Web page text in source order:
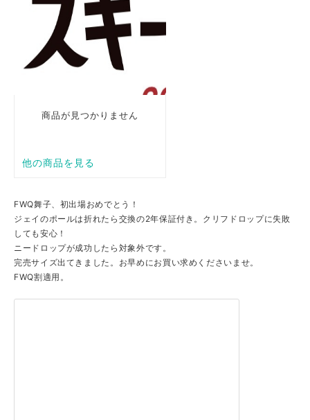
FWQ舞子、初出場おめでとう！
ジェイのポールは折れたら交換の2年保証付き。クリフドロップに失敗
しても安心！
ニードロップが成功したら対象外です。
完売サイズ出てきました。お早めにお買い求めくださいませ。
FWQ割適用。